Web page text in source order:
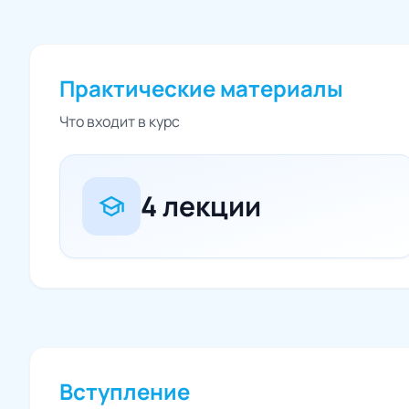
Практические материалы
Что входит в курс
school 4 лекции
Вступление